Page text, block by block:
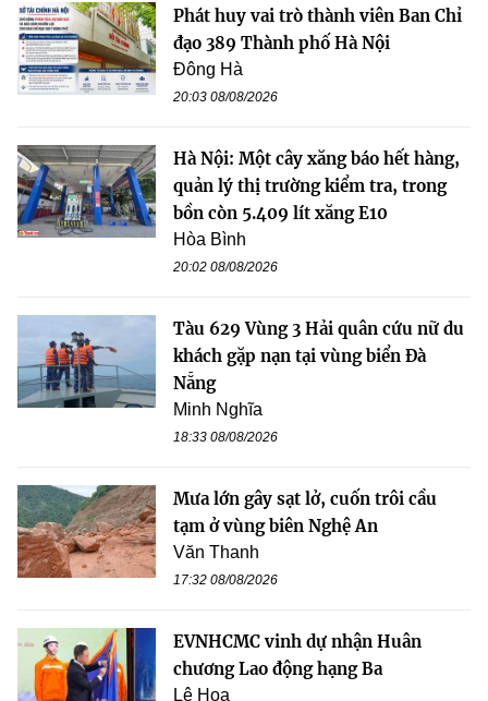
Phát huy vai trò thành viên Ban Chỉ
đạo 389 Thành phố Hà Nội
Đông Hà
20:03 08/08/2026
Hà Nội: Một cây xăng báo hết hàng,
quản lý thị trường kiểm tra, trong
bồn còn 5.409 lít xăng E10
Hòa Bình
20:02 08/08/2026
Tàu 629 Vùng 3 Hải quân cứu nữ du
khách gặp nạn tại vùng biển Đà
Nẵng
Minh Nghĩa
18:33 08/08/2026
Mưa lớn gây sạt lở, cuốn trôi cầu
tạm ở vùng biên Nghệ An
Văn Thanh
17:32 08/08/2026
EVNHCMC vinh dự nhận Huân
chương Lao động hạng Ba
Lê Hoa